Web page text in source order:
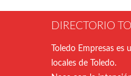
DIRECTORIO
Toledo Empresas es
locales de Toledo.